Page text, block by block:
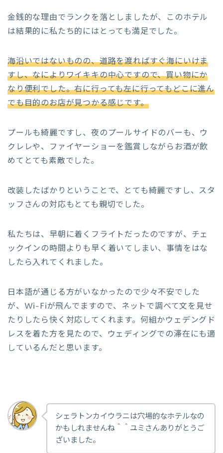
金銭的な理由でランクを落としましたが、このホテル
は結果的に私たち的にはとっても満足でした。
海沿いではないものの、道路を渡ればすぐ海にいけま
すし、なによりワイキキの中心ですので、買い物にか
なり便利でした。右に行っても左に行ってもどこに進ん
でも目的のお店が見つかる感じです。
プールも綺麗ですし、夜のプールサイドのバーも、ウ
クレレや、ファイヤーショーを鑑賞しながらお酒が飲
めてとても素敵でした。
改装したばかりということで、とても綺麗ですし、スタ
ッフさんの対応もとても親切でした。
私たちは、早朝に着くフライトだったのですが、チェ
ックインの時間よりも早く着いてしまい、事情をはな
したら入れてくれました。
日本語が通じる方がいなかったので少々不安でした
が、Wi-Fiが飛んでますので、ネットで調べて文を見せ
たりしたら快く対応してくれます。何組かウェデングド
レスを着た方を見たので、ウェディングでの滞在にも適
しているんだと思います。
シェラトンカイウラニは穴場的なホテルなの
かもしれませんね＾＾ユミさんありがとうご
ざいました。